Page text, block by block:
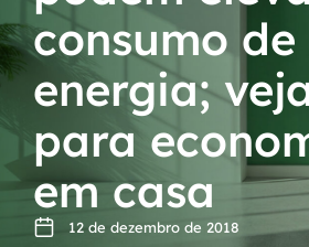
consumo de
energia;
para
em casa
12 de dezembro de 2018